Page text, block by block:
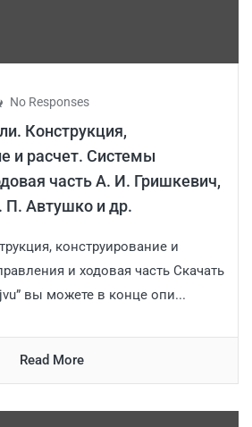
No Responses
Конструкция,
и расчет. Системы
часть А. И. Гришкевич,
Автушко и др.
конструирование и
и ходовая часть Скачать
вы можете в конце опи...
Read More